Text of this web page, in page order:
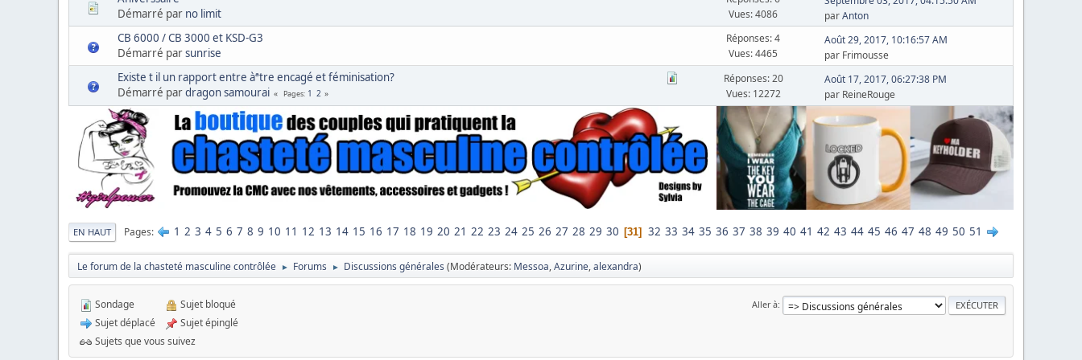
Démarré par no limit
Vues: 4086
parAnton
CB 6000 / CB 3000 et KSD-G3
Démarré parsunrise
Réponses: 4
Vues: 4465
Août 29, 2017, 10:16:57 AM
par Frimousse
Existe t il un rapport entre àªtre encagé et féminisation?
Démarré pardragon samourai Pages 1 2
Réponses: 20
Vues: 12272
Août 17, 2017, 06:27:38 PM
par ReineRouge
EN HAUT Pages 1 2 3 4 5 6 7 8 9 10 11 12 13 14 15 16 17 18 19 20 21 22 23 24 25 26 27 28 29 30 31 32 33 34 35 36 37 38 39 40 41 42 43 44 45 46 47 48 49 50 51
Le forum de la chasteté masculine contrôlée ► Forums ► Discussions générales (Modérateurs: Messoa,Azurine,alexandra)
Aller à
Sondage
Sujet déplacé
Sujet bloqué
Sujet épinglé
Sujets que vous suivez